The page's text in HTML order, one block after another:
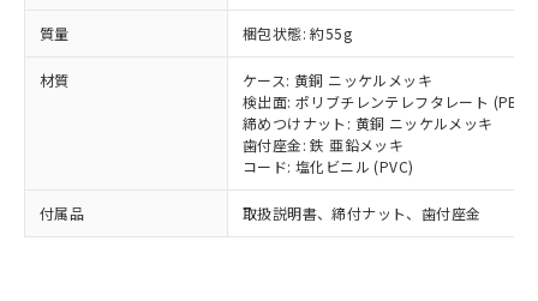
質量 梱包状態: 約55g
材質
ケース: 黄銅 ニッケルメッキ
検出面: ポリブチレンテレフタレート (PBT)
締めつけナット: 黄銅 ニッケルメッキ
歯付座金: 鉄 亜鉛メッキ
コード: 塩化ビニル (PVC)
付属品 取扱説明書、締付ナット、歯付座金
在庫状況および標準価格結果を当社の
事前の承諾なく第三者に漏洩または開
示しないようお願いします。
マイパーツ機能（部品リスト作成サー
ビス）をご利用いただくには、I-Web
メンバーズにご登録されている必要が
お客様が当ウェブサイト上で当社にご
※2 対応予定月
部品在庫の切り替え状況などにより、予定
月が前後することがあります。
※3 非含有証明書ダウンロード
※2 環境保護使用期限
「ｅ」：有害物質（10物質）のすべてが基
準値以下であることを示します。
「10」：通常の使用状況下において有害物
質が外部に漏えいし、環境に深刻な影響を
及ぼさない年数を意味します。
「－」：未確認です。当社販売部門へお問
い合わせください。
使用いたしません。
当社は、貴社製品を第三者に販売する
場合は、上記1、2および3の内容を当
該第三者に通知します。また当社は、
販売先および販売に係わる関係者が違
法に輸出するおそれがある場合は、取
り引きをいたしません。
たはお客様担当のオムロン制御
機器販売店・当社販売員にご確
認ください)
受注生産機種、また在庫状況の
情報を公開していない機種